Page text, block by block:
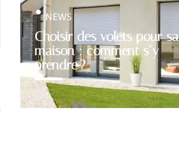
Choisir des volets pour sa
maison : comment s’y
prendre ?
NEWS